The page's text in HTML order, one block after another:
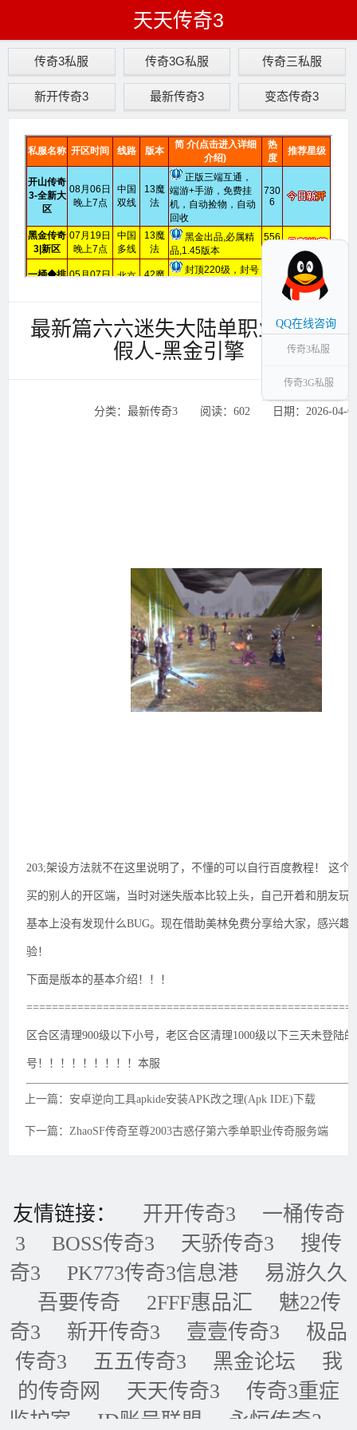
天天传奇3
传奇3私服 传奇3G私服 传奇三私服
新开传奇3 最新传奇3 变态传奇3
最新篇六六迷失大陆单职业-智能
假人-黑金引擎
分类：最新传奇3 ‌‍阅读：602 ‌‍日期：2026-04-
203;架设方法就不在这里说明了，不懂的可以自行百度教程！ 这个
买的别人的开区端，当时对迷失版本比较上头，自己开着和朋友玩
基本上没有发现什么BUG。现在借助美林免费分享给大家，感兴趣
验！
下面是版本的基本介绍！！！
区合区清理900级以下小号，老区合区清理1000级以下三天未登陆的
号！！！！！！！！！本服
上一篇：安卓逆向工具apkide安装APK改之理(Apk IDE)下载
下一篇：ZhaoSF传奇至尊2003古惑仔第六季单职业传奇服务端
友情链接： 开开传奇3
一桶传奇
3
BOSS传奇3 天骄传奇3
搜传
奇3
PK773传奇3信息港
易游久久
吾要传奇
2FFF惠品汇
魅22传
奇3
新开传奇3 壹壹传奇3
极品
传奇3
五五传奇3 黑金论坛
我
的传奇网
天天传奇3
传奇3重症
监护室
ID账号联盟 永恒传奇3
QQ在线咨询
传奇3私服
传奇3G私服